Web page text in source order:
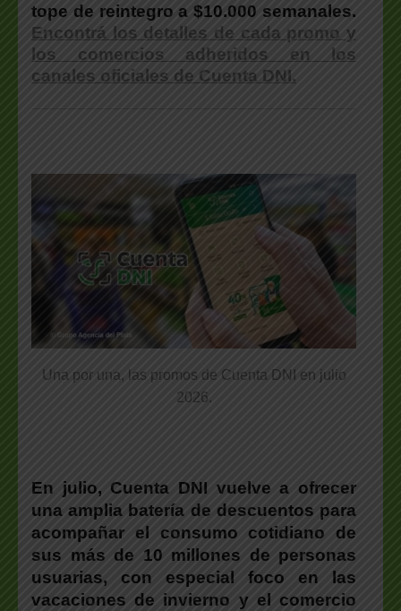
tope de reintegro a $10.000 semanales.
Encontrá los detalles de cada promo y
los comercios adheridos en los
canales oficiales de Cuenta DNI.
Una por una, las promos de Cuenta DNI en julio
2026.
En julio, Cuenta DNI vuelve a ofrecer
una amplia batería de descuentos para
acompañar el consumo cotidiano de
sus más de 10 millones de personas
usuarias, con especial foco en las
vacaciones de invierno y el comercio